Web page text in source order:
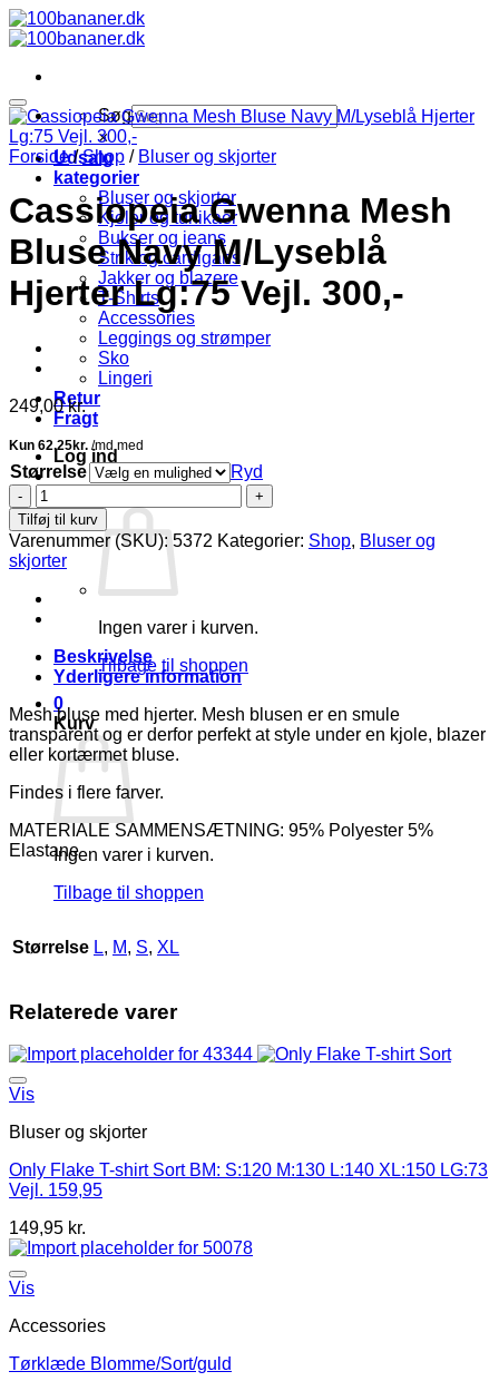
Fortsæt
til
Søg
×
Udsalg
kategorier
Bluser og skjorter
Kjoler og tunikaer
Bukser og jeans
Strik og cardigans
Jakker og blazere
T-Shirts
Accessories
Leggings og strømper
Sko
Lingeri
Retur
Fragt
Log ind
Ingen varer i kurven.
Tilbage til shoppen
0
Kurv
Ingen varer i kurven.
Tilbage til shoppen
Forside / Shop / Bluser og skjorter
Cassiopeia Gwenna Mesh
Bluse Navy M/Lyseblå
Hjerter Lg:75 Vejl. 300,-
249,00kr.
Størrelse
Ryd
Cassiopeia
Gwenna
Mesh
Bluse
Navy
M/Lyseblå
Hjerter
Vejl.
300,-
antal
Tilføj til kurv
Varenummer (SKU): 5372 Kategorier: Shop, Bluser og
skjorter
Beskrivelse
Yderligere information
Mesh bluse med hjerter. Mesh blusen er en smule
transparent og er derfor perfekt at style under en kjole, blazer
eller kortærmet bluse.
Findes i flere farver.
MATERIALE SAMMENSÆTNING: 95% Polyester 5%
Elastane
Størrelse L, M, S, XL
Relaterede varer
Vis
Bluser og skjorter
Only Flake T-shirt Sort BM: S:120 M:130 L:140 XL:150 LG:73
Vejl. 159,95
149,95 kr.
Vis
Accessories
Tørklæde Blomme/Sort/guld